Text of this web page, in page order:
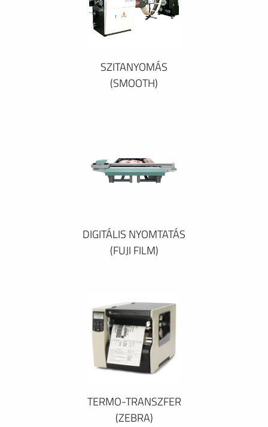
SZITANYOMÁS
(SMOOTH)
DIGITÁLIS NYOMTATÁS
(FUJI FILM)
TERMO-TRANSZFER
(ZEBRA)